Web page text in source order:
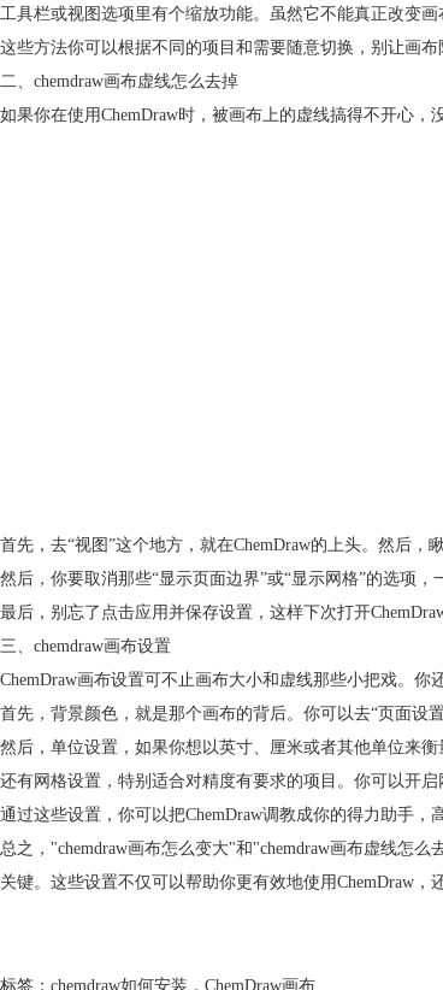
工具栏或视图选项里有个缩放功能。虽然它不能真正改变
这些方法你可以根据不同的项目和需要随意切换，别让画
二、chemdraw画布虚线怎么去掉
如果你在使用ChemDraw时，被画布上的虚线搞得不开心，
首先，去“视图”这个地方，就在ChemDraw的上头。然后，
然后，你要取消那些“显示页面边界”或“显示网格”的选项
最后，别忘了点击应用并保存设置，这样下次打开
三、chemdraw画布设置
ChemDraw画布设置可不止画布大小和虚线那些小把戏。
首先，背景颜色，就是那个画布的背后。你可以去“页面设
然后，单位设置，如果你想以英寸、厘米或者其他单位来衡
还有网格设置，特别适合对精度有要求的项目。你可以开
通过这些设置，你可以把ChemDraw调教成你的得力助手，
总之，"chemdraw画布怎么变大"和"chemdraw画布虚线怎
关键。这些设置不仅可以帮助你更有效地使用ChemDraw，
标签： chemdraw如何安装 ， ChemDraw画布